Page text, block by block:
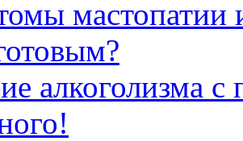
мастопатии
алкоголизма